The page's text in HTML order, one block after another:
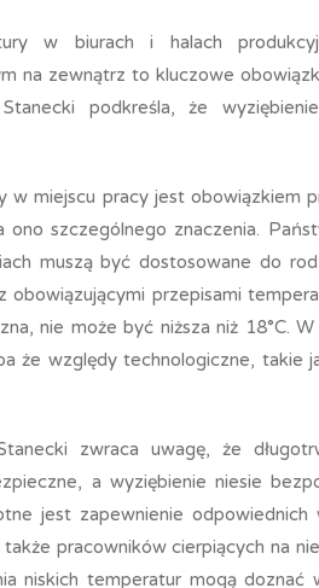
w biurach i halach
na zewnątrz to kluczowe
podkreśla, że
w miejscu pracy jest obowiązkiem
szczególnego znaczenia.
muszą być dostosowane do
przepisami
nie może być niższa niż 18°C.
że względy technologiczne, takie
zwraca uwagę, że
a wyziębienie niesie
jest zapewnienie odpowiednich
pracowników cierpiących na
niskich temperatur mogą